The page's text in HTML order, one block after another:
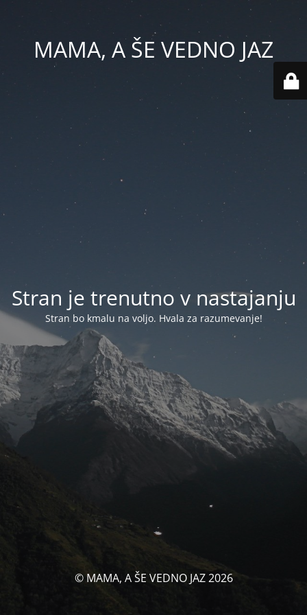
MAMA, A ŠE VEDNO JAZ
Stran je trenutno v nastajanju
Stran bo kmalu na voljo. Hvala za razumevanje!
© MAMA, A ŠE VEDNO JAZ 2026